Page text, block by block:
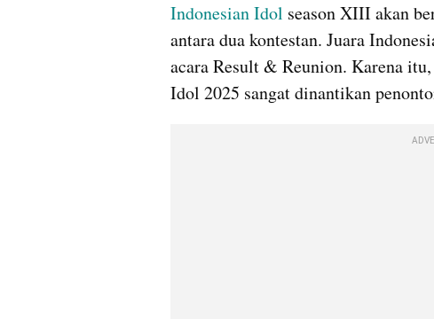
Indonesian Idol season XIII akan
antara dua kontestan. Juara
acara Result & Reunion. Karena
Idol 2025 sangat dinantikan